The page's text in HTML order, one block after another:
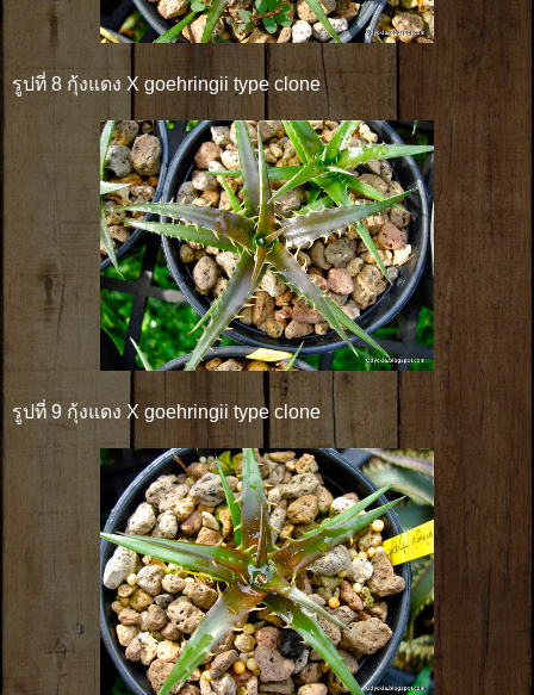
รูปที่ 8 กุ้งแดง X goehringii type clone
รูปที่ 9 กุ้งแดง X goehringii type clone